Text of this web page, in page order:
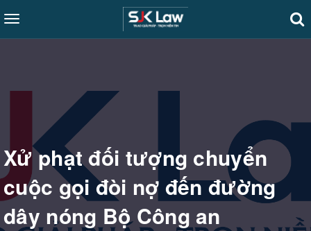
Toggle
navigation
Xử phạt đối tượng chuyển
cuộc gọi đòi nợ đến đường
dây nóng Bộ Công an